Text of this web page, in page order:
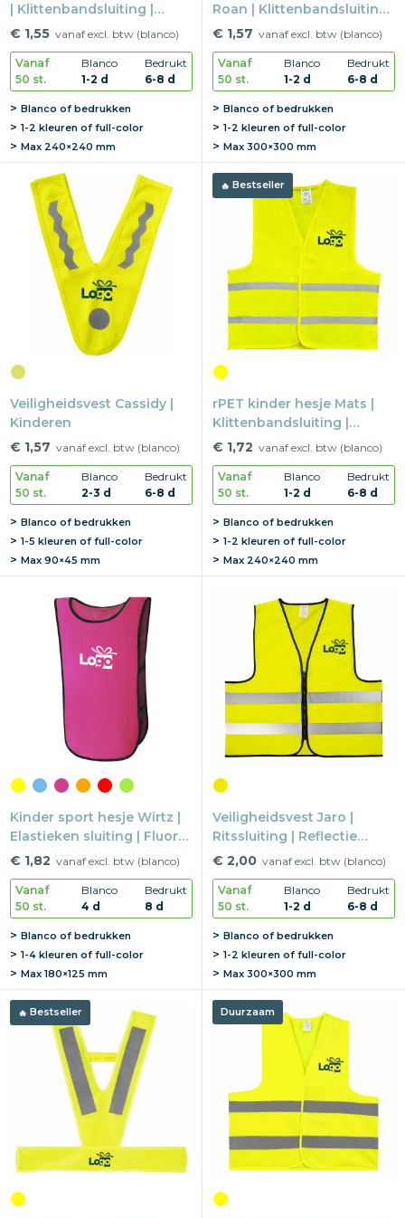
| Klittenbandsluiting |
Refelctie | 6-12 jaar
€ 1,55 vanaf excl. btw (blanco)
Vanaf
50 st.
Blanco
1-2 d
Bedrukt
6-8 d
Blanco of bedrukken
1-2 kleuren of full-color
Max 240×240 mm
Roan | Klittenbandsluiting |
Reflectie EN20471 | One
€ 1,57 vanaf excl. btw (blanco)
Vanaf
50 st.
Blanco
1-2 d
Bedrukt
6-8 d
Blanco of bedrukken
1-2 kleuren of full-color
Max 300×300 mm
Veiligheidsvest Cassidy |
Kinderen
€ 1,57 vanaf excl. btw (blanco)
Vanaf
50 st.
Blanco
2-3 d
Bedrukt
6-8 d
Blanco of bedrukken
1-5 kleuren of full-color
Max 90×45 mm
Bestseller
rPET kinder hesje Mats |
Klittenbandsluiting |
Reflectie EN17353 | 6-12
€ 1,72 vanaf excl. btw (blanco)
Vanaf
50 st.
Blanco
1-2 d
Bedrukt
6-8 d
Blanco of bedrukken
1-2 kleuren of full-color
Max 240×240 mm
Kinder sport hesje Wirtz |
Elastieken sluiting | Fluor
kleuren | 2 kinder maten
€ 1,82 vanaf excl. btw (blanco)
Vanaf
50 st.
Blanco
4 d
Bedrukt
8 d
Blanco of bedrukken
1-4 kleuren of full-color
Max 180×125 mm
Veiligheidsvest Jaro |
Ritssluiting | Reflectie
EN20471 | One size
€ 2,00 vanaf excl. btw (blanco)
Vanaf
50 st.
Blanco
1-2 d
Bedrukt
6-8 d
Blanco of bedrukken
1-2 kleuren of full-color
Max 300×300 mm
Bestseller Duurzaam